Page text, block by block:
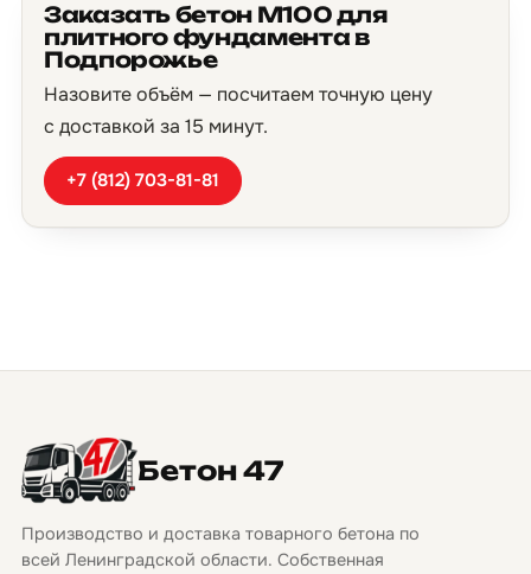
Заказать бетон М100 для
плитного фундамента в
Подпорожье
Назовите объём — посчитаем точную цену
с доставкой за 15 минут.
+7 (812) 703-81-81
Бетон 47
Производство и доставка товарного бетона по
всей Ленинградской области. Собственная